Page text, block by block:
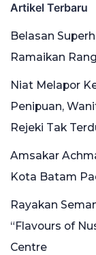
Artikel Terbaru
Belasan
Ramaikan
Niat Melapor
Penipuan,
Rejeki Tak
Amsakar
Kota Batam
Rayakan
“Flavours of
Centre